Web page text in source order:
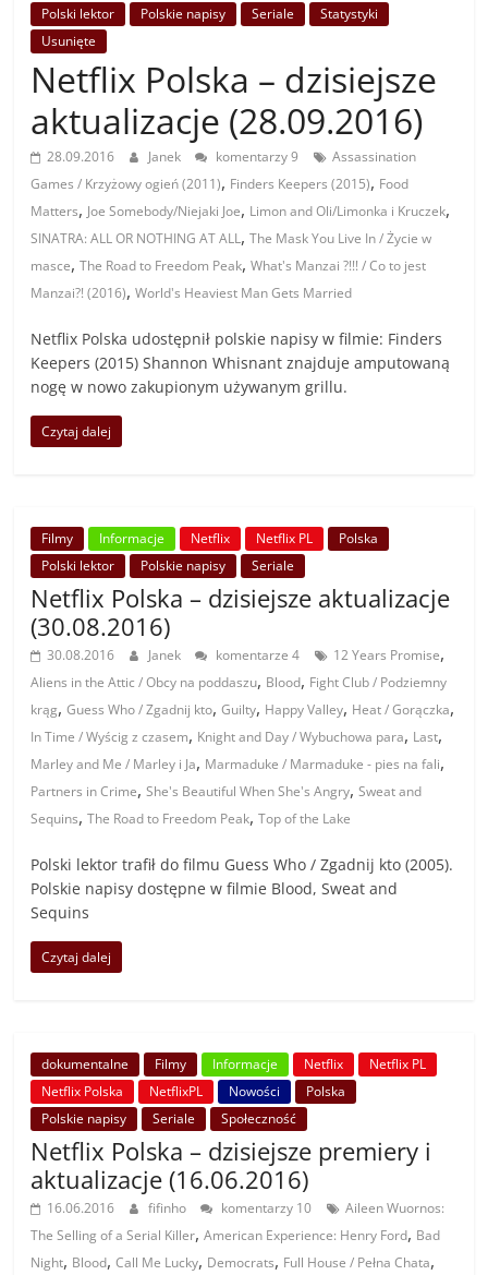
Polski lektor
Polskie napisy Seriale
Statystyki
Usunięte
Netflix Polska – dzisiejsze
aktualizacje (28.09.2016)
28.09.2016 Janek komentarzy 9
Assassination
Games / Krzyżowy ogień (2011), Finders Keepers (2015), Food
Matters, Joe Somebody/Niejaki Joe, Limon and Oli/Limonka i Kruczek,
SINATRA: ALL OR NOTHING AT ALL,The Mask You Live In / Życie w
masce,The Road to Freedom Peak,What's Manzai ?!!! / Co to jest
Manzai?! (2016),World's Heaviest Man Gets Married
Netflix Polska udostępnił polskie napisy w filmie: Finders
Keepers (2015) Shannon Whisnant znajduje amputowaną
nogę w nowo zakupionym używanym grillu.
Czytaj dalej
Filmy Informacje Netflix Netflix PL
Polska
Polski lektor
Polskie napisy Seriale
Netflix Polska – dzisiejsze aktualizacje
(30.08.2016)
30.08.2016 Janek komentarze 4 12 Years Promise,
Aliens in the Attic / Obcy na poddaszu, Blood, Fight Club / Podziemny
krąg,Guess Who / Zgadnij kto,Guilty, Happy Valley, Heat / Gorączka,
In Time / Wyścig z czasem, Knight and Day / Wybuchowa para, Last,
Marley and Me / Marley i Ja, Marmaduke / Marmaduke - pies na fali,
Partners in Crime,She's Beautiful When She's Angry,Sweat and
Sequins,The Road to Freedom Peak,Top of the Lake
Polski lektor trafił do filmu Guess Who / Zgadnij kto (2005).
Polskie napisy dostępne w filmie Blood, Sweat and
Sequins
Czytaj dalej
dokumentalne Filmy Informacje Netflix
Netflix PL
Netflix Polska
NetflixPL Nowości
Polska
Polskie napisy
Seriale Społeczność
Netflix Polska – dzisiejsze premiery i
aktualizacje (16.06.2016)
16.06.2016 fifinho komentarzy 10
Aileen Wuornos:
The Selling of a Serial Killer,American Experience: Henry Ford, Bad
Night, Blood,Call Me Lucky, Democrats, Full House / Pełna Chata,